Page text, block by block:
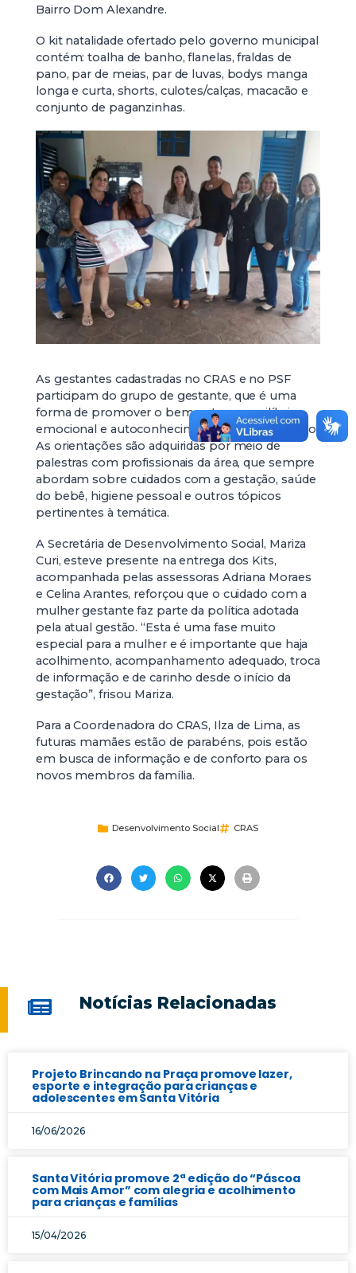
Bairro Dom Alexandre.
O kit natalidade ofertado pelo governo municipal
contém: toalha de banho, flanelas, fraldas de
pano, par de meias, par de luvas, bodys manga
longa e curta, shorts, culotes/calças, macacão e
conjunto de paganzinhas.
As gestantes cadastradas no CRAS e no PSF
participam do grupo de gestante, que é uma
forma de promover o bem-estar, o equilíbrio
emocional e autoconhecimento sobre gestação.
As orientações são adquiridas por meio de
palestras com profissionais da área, que sempre
abordam sobre cuidados com a gestação, saúde
do bebê, higiene pessoal e outros tópicos
pertinentes à temática.
A Secretária de Desenvolvimento Social, Mariza
Curi, esteve presente na entrega dos Kits,
acompanhada pelas assessoras Adriana Moraes
e Celina Arantes, reforçou que o cuidado com a
mulher gestante faz parte da política adotada
pela atual gestão. “Esta é uma fase muito
especial para a mulher e é importante que haja
acolhimento, acompanhamento adequado, troca
de informação e de carinho desde o início da
gestação”, frisou Mariza.
Para a Coordenadora do CRAS, Ilza de Lima, as
futuras mamães estão de parabéns, pois estão
em busca de informação e de conforto para os
novos membros da família.
Desenvolvimento Social CRAS
Notícias Relacionadas
Projeto Brincando na Praça promove lazer,
esporte e integração para crianças e
adolescentes em Santa Vitória
16/06/2026
Santa Vitória promove 2ª edição do “Páscoa
com Mais Amor” com alegria e acolhimento
para crianças e famílias
15/04/2026